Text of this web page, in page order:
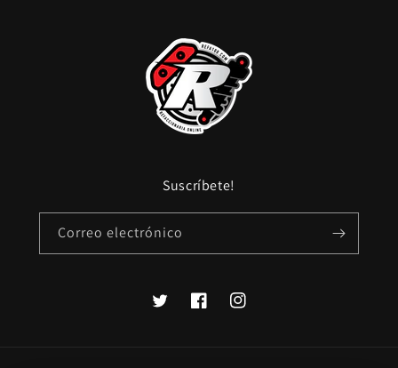
Suscríbete!
Correo electrónico
TwitterFacebookInstagram